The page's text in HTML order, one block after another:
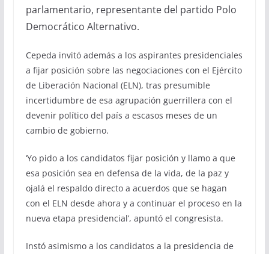
parlamentario, representante del partido Polo
Democrático Alternativo.
Cepeda invitó además a los aspirantes presidenciales
a fijar posición sobre las negociaciones con el Ejército
de Liberación Nacional (ELN), tras presumible
incertidumbre de esa agrupación guerrillera con el
devenir político del país a escasos meses de un
cambio de gobierno.
‘Yo pido a los candidatos fijar posición y llamo a que
esa posición sea en defensa de la vida, de la paz y
ojalá el respaldo directo a acuerdos que se hagan
con el ELN desde ahora y a continuar el proceso en la
nueva etapa presidencial’, apuntó el congresista.
Instó asimismo a los candidatos a la presidencia de